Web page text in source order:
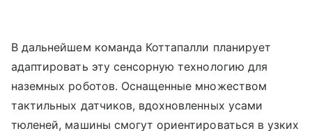
В дальнейшем команда Коттапалли планирует
адаптировать эту сенсорную технологию для
наземных роботов. Оснащенные множеством
тактильных датчиков, вдохновленных усами
тюленей, машины смогут ориентироваться в узких